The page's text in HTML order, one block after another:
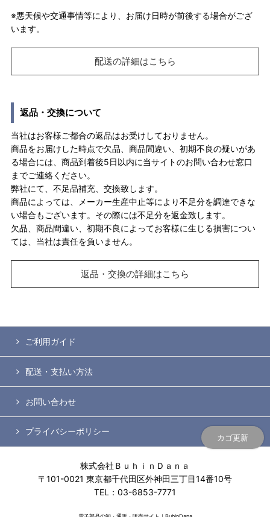
カゴ更新
※悪天候や交通事情等により、お届け日時が前後する場合がござ
います。
配送の詳細はこちら
返品・交換について
当社はお客様ご都合の返品はお受けしておりません。
商品をお届けした時点で欠品、商品間違い、初期不良の疑いがあ
る場合には、商品到着後5日以内に当サイトのお問い合わせ窓口
までご連絡ください。
弊社にて、不足品補充、交換致します。
商品によっては、メーカー生産中止等により不足分を調達できな
い場合もございます。その際には不足分を返金致します。
欠品、商品間違い、初期不良によってお客様に生じる損害につい
ては、当社は責任を負いません。
返品・交換の詳細はこちら
ご利用ガイド
配送・支払い方法
お問い合わせ
プライバシーポリシー
株式会社ＢｕｈｉｎＤａｎａ
〒101-0021 東京都千代田区外神田三丁目14番10号
TEL：03-6853-7771